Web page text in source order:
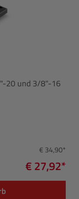
20 und 3/8"-16
€ 34,90*
€ 27,92*